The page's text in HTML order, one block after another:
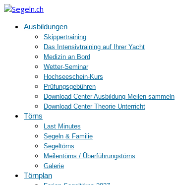
Ausbildungen
Skippertraining
Das Intensivtraining auf Ihrer Yacht
Medizin an Bord
Wetter-Seminar
Hochseeschein-Kurs
Prüfungsgebühren
Download Center Ausbildung Meilen sammeln
Download Center Theorie Unterricht
Törns
Last Minutes
Segeln & Familie
Segeltörns
Meilentörns / Überführungstörns
Galerie
Törnplan